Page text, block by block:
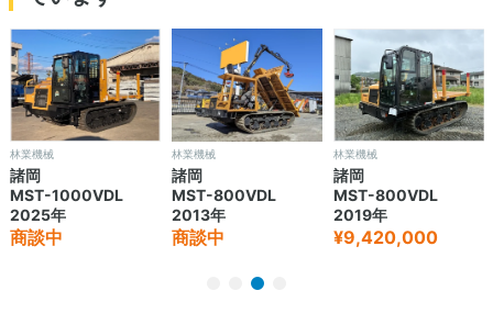
林業機械
諸岡
MST-1000VDL
2025年
商談中
林業機械
諸岡
MST-800VDL
2013年
商談中
林業機械
諸岡
MST-800VDL
2019年
¥9,420,000